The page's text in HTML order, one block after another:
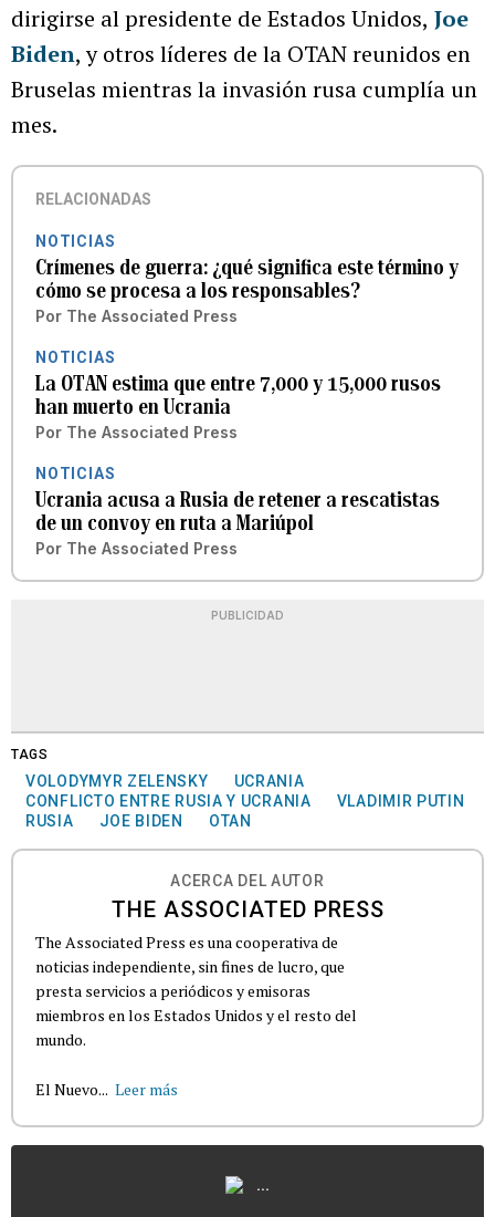
dirigirse al presidente de Estados Unidos, Joe
Biden, y otros líderes de la OTAN reunidos en
Bruselas mientras la invasión rusa cumplía un
mes.
RELACIONADAS
NOTICIAS
Crímenes de guerra: ¿qué significa este término y
cómo se procesa a los responsables?
Por The Associated Press
NOTICIAS
La OTAN estima que entre 7,000 y 15,000 rusos
han muerto en Ucrania
Por The Associated Press
NOTICIAS
Ucrania acusa a Rusia de retener a rescatistas
de un convoy en ruta a Mariúpol
Por The Associated Press
PUBLICIDAD
TAGS
VOLODYMYR ZELENSKY
UCRANIA
CONFLICTO ENTRE RUSIA Y UCRANIA
VLADIMIR PUTIN
RUSIA
JOE BIDEN OTAN
ACERCA DEL AUTOR
THE ASSOCIATED PRESS
The Associated Press es una cooperativa de
noticias independiente, sin fines de lucro, que
presta servicios a periódicos y emisoras
miembros en los Estados Unidos y el resto del
mundo.
El Nuevo... Leer más
...